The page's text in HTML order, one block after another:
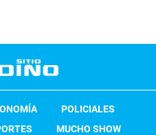
POLICIALES
MUCHO SHOW